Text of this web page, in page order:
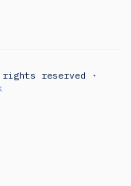
reserved ·